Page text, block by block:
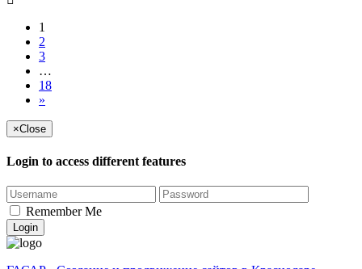
1
2
3
…
18
»
×Close
Login to access different features
Remember Me
Login